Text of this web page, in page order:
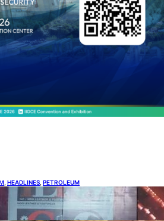
HEADLINES PETROLEUM
Usaha bagi IKM Alas Kaki
ENERGY, HEADLINES RENEWABLE